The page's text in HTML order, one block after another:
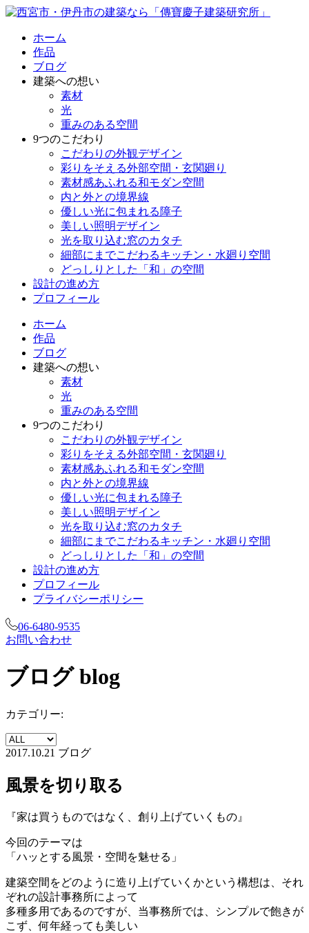
ホーム
作品
ブログ
建築への想い
素材
光
重みのある空間
9つのこだわり
こだわりの外観デザイン
彩りをそえる外部空間・玄関廻り
素材感あふれる和モダン空間
内と外との境界線
優しい光に包まれる障子
美しい照明デザイン
光を取り込む窓のカタチ
細部にまでこだわるキッチン・水廻り空間
どっしりとした「和」の空間
設計の進め方
プロフィール
ホーム
作品
ブログ
建築への想い
素材
光
重みのある空間
9つのこだわり
こだわりの外観デザイン
彩りをそえる外部空間・玄関廻り
素材感あふれる和モダン空間
内と外との境界線
優しい光に包まれる障子
美しい照明デザイン
光を取り込む窓のカタチ
細部にまでこだわるキッチン・水廻り空間
どっしりとした「和」の空間
設計の進め方
プロフィール
プライバシーポリシー
06-6480-9535
お問い合わせ
ブログ blog
カテゴリー:
2017.10.21 ブログ
風景を切り取る
『家は買うものではなく、創り上げていくもの』
今回のテーマは
「ハッとする風景・空間を魅せる」
建築空間をどのように造り上げていくかという構想は、それ
ぞれの設計事務所によって
多種多用であるのですが、当事務所では、シンプルで飽きが
こず、何年経っても美しい